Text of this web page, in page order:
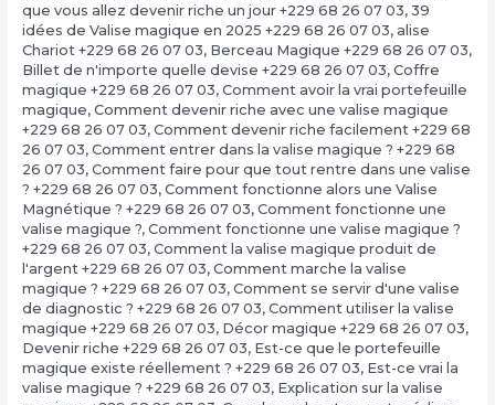
que vous allez devenir riche un jour +229 68 26 07 03, 39
idées de Valise magique en 2025 +229 68 26 07 03, alise
Chariot +229 68 26 07 03, Berceau Magique +229 68 26 07 03,
Billet de n'importe quelle devise +229 68 26 07 03, Coffre
magique +229 68 26 07 03, Comment avoir la vrai portefeuille
magique, Comment devenir riche avec une valise magique
+229 68 26 07 03, Comment devenir riche facilement +229 68
26 07 03, Comment entrer dans la valise magique ? +229 68
26 07 03, Comment faire pour que tout rentre dans une valise
? +229 68 26 07 03, Comment fonctionne alors une Valise
Magnétique ? +229 68 26 07 03, Comment fonctionne une
valise magique ?, Comment fonctionne une valise magique ?
+229 68 26 07 03, Comment la valise magique produit de
l'argent +229 68 26 07 03, Comment marche la valise
magique ? +229 68 26 07 03, Comment se servir d'une valise
de diagnostic ? +229 68 26 07 03, Comment utiliser la valise
magique +229 68 26 07 03, Décor magique +229 68 26 07 03,
Devenir riche +229 68 26 07 03, Est-ce que le portefeuille
magique existe réellement ? +229 68 26 07 03, Est-ce vrai la
valise magique ? +229 68 26 07 03, Explication sur la valise